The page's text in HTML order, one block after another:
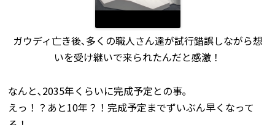
ガウディ亡き後､多くの職人さん達が試行錯誤しながら想
いを受け継いで来られたんだと感激！
なんと､2035年くらいに完成予定との事｡
えっ！？あと10年？！完成予定までずいぶん早くなって